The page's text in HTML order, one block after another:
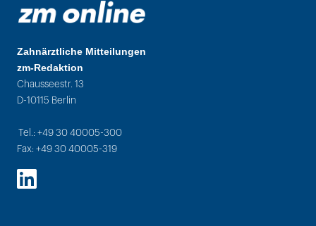
Zahnärztliche Mitteilungen
zm-Redaktion
Chausseestr. 13
D-10115 Berlin
Tel.: +49 30 40005-300
Fax: +49 30 40005-319
LinkedIn